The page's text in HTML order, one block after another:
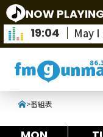
NOW
19:04 May
>番組表